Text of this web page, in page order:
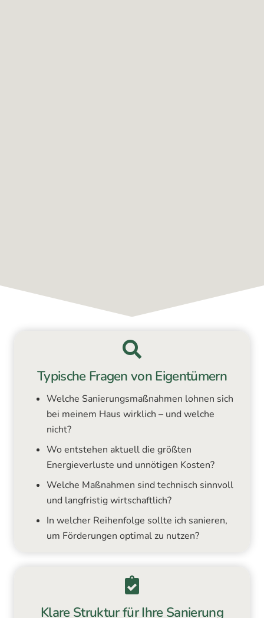
Typische Fragen von Eigentümern
Welche Sanierungsmaßnahmen lohnen sich
bei meinem Haus wirklich – und welche
nicht?
Wo entstehen aktuell die größten
Energieverluste und unnötigen Kosten?
Welche Maßnahmen sind technisch sinnvoll
und langfristig wirtschaftlich?
In welcher Reihenfolge sollte ich sanieren,
um Förderungen optimal zu nutzen?
Klare Struktur für Ihre Sanierung